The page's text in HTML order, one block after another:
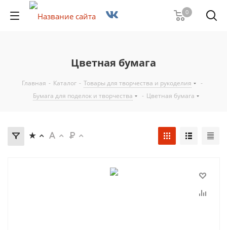
0
Цветная бумага
Главная - Каталог - Товары для творчества и рукоделия
-
Бумага для поделок и творчества
- Цветная бумага